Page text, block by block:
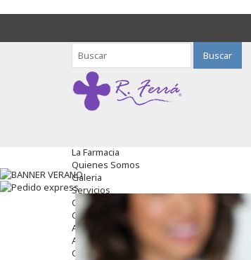
Buscar
La Farmacia
Quienes Somos
Galeria
Servicios
Cosmética
Cosmética Facial
Antiacné
Antiedad
Contorno De Ojos